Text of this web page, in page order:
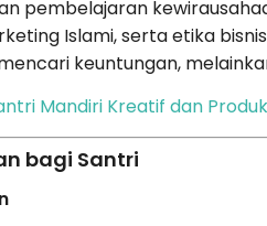
pembelajaran
Islami, serta etika
keuntungan,
Mandiri Kreatif dan
bagi Santri